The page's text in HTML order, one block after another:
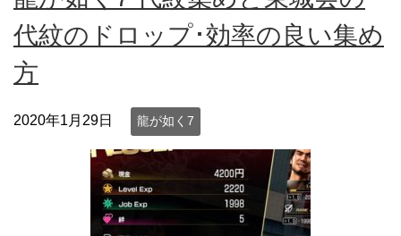
代紋のドロップ･効率の良い集め
方
2020年1月29日 龍が如く7